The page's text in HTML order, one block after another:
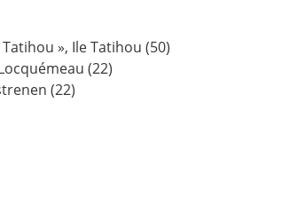
», Ile Tatihou (50)
(22)
(22)